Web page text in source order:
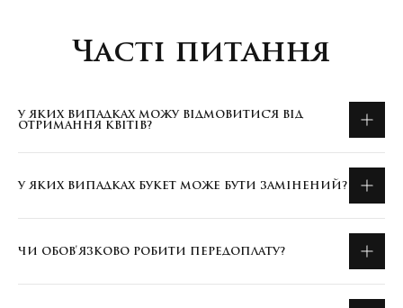
Часті питання
У ЯКИХ ВИПАДКАХ МОЖУ ВІДМОВИТИСЯ ВІД
ОТРИМАННЯ КВІТІВ?
У ЯКИХ ВИПАДКАХ БУКЕТ МОЖЕ БУТИ ЗАМІНЕНИЙ?
ЧИ ОБОВ'ЯЗКОВО РОБИТИ ПЕРЕДОПЛАТУ?